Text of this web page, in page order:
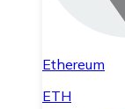
Ethereum
ETH